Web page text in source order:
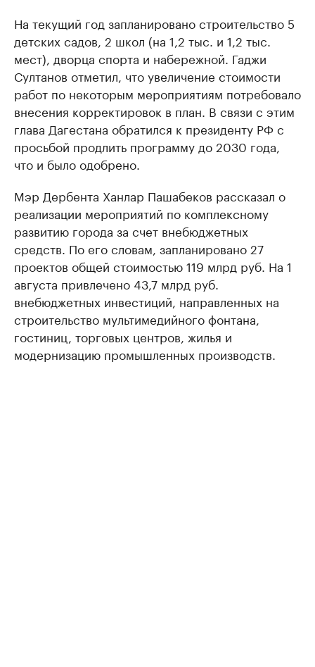
На текущий год запланировано строительство 5
детских садов, 2 школ (на 1,2 тыс. и 1,2 тыс.
мест), дворца спорта и набережной. Гаджи
Султанов отметил, что увеличение стоимости
работ по некоторым мероприятиям потребовало
внесения корректировок в план. В связи с этим
глава Дагестана обратился к президенту РФ с
просьбой продлить программу до 2030 года,
что и было одобрено.
Мэр Дербента Ханлар Пашабеков рассказал о
реализации мероприятий по комплексному
развитию города за счет внебюджетных
средств. По его словам, запланировано 27
проектов общей стоимостью 119 млрд руб. На 1
августа привлечено 43,7 млрд руб.
внебюджетных инвестиций, направленных на
строительство мультимедийного фонтана,
гостиниц, торговых центров, жилья и
модернизацию промышленных производств.